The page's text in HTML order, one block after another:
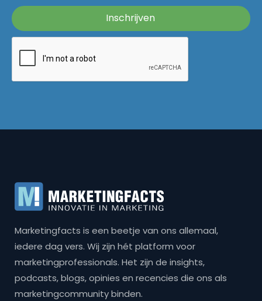
Marketingfacts is een beetje van ons allemaal,
iedere dag vers. Wij zijn hét platform voor
marketingprofessionals. Het zijn de insights,
podcasts, blogs, opinies en recencies die ons als
marketingcommunity binden.